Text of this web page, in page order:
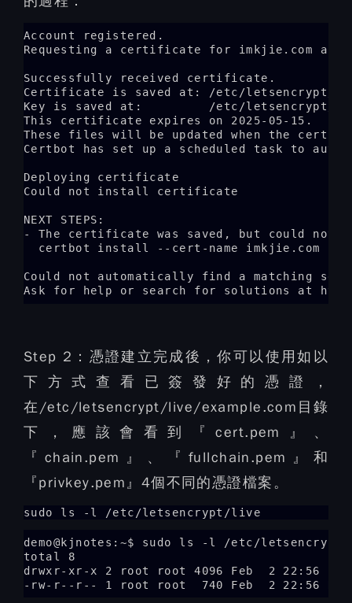
Account registered.
Requesting a certificate for imkjie.com and
Successfully received certificate.
Certificate is saved at: /etc/letsencrypt/
Key is saved at:         /etc/letsencrypt/
This certificate expires on 2025-05-15.
These files will be updated when the
Certbot has set up a scheduled task to
Deploying certificate
Could not install certificate
NEXT STEPS:
- The certificate was saved, but could
  certbot install --cert-name imkjie.com
Could not automatically find a matching
Ask for help or search for solutions at
Step 2： 憑證建立完成後，你可以使用如以
下方式查看已簽發好的憑證，
在/etc/letsencrypt/live/example.com目錄
下，應該會看到『cert.pem』、
『chain.pem』、『fullchain.pem』和
『privkey.pem』4個不同的憑證檔案。
sudo ls -l /etc/letsencrypt/live
demo@kjnotes:~$ sudo ls -l /etc/
total 8
drwxr-xr-x 2 root root 4096 Feb  2 22:56
-rw-r--r-- 1 root root  740 Feb  2 22:56